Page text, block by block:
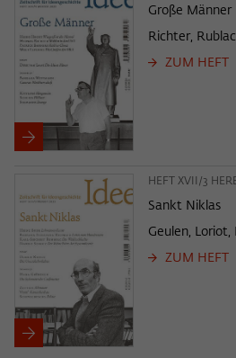
Große Männer
Richter,
ZUM HEFT
HEFT XVII/3
Sankt Niklas
Geulen, Loriot,
ZUM HEFT